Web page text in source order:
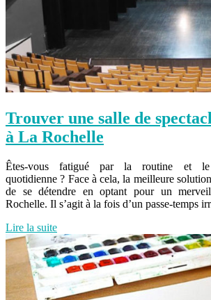
Trouver une salle de
à La Rochelle
Êtes-vous fatigué par la routine et
quotidienne ? Face à cela, la meilleure
de se détendre en optant pour un
Rochelle. Il s’agit à la fois d’un passe-temps
Lire la suite